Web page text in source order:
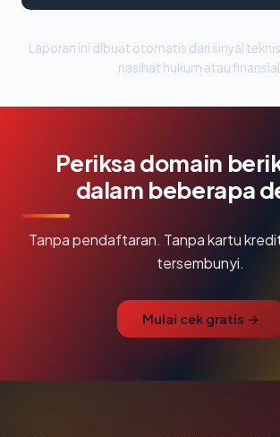
Laporan ini dibuat otomatis dari sinyal
nasihat hukum atau
Periksa domain
dalam beberapa
Tanpa pendaftaran. Tanpa kartu
tersembunyi.
Mulai cek gratis →